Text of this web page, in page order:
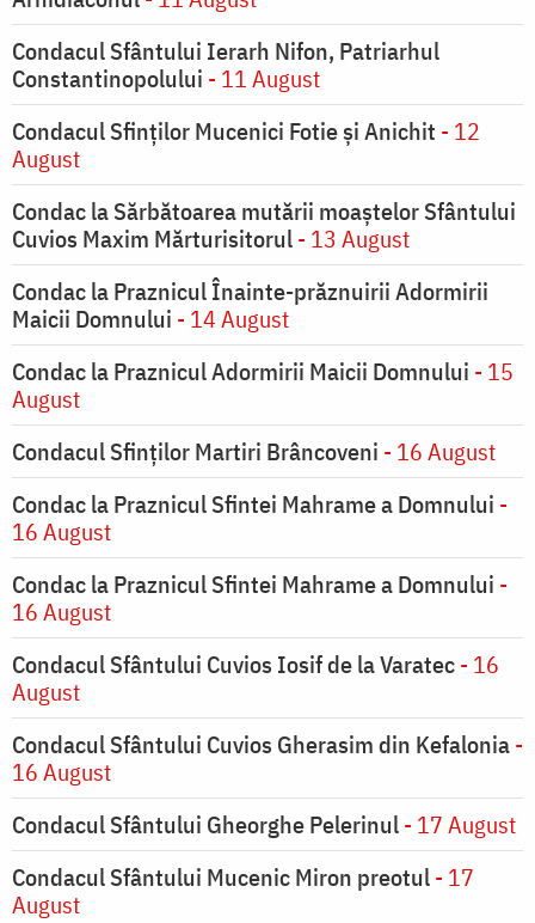
Condacul Sfântului Ierarh Nifon, Patriarhul
Constantinopolului - 11 August
Condacul Sfinţilor Mucenici Fotie şi Anichit - 12
August
Condac la Sărbătoarea mutării moaştelor Sfântului
Cuvios Maxim Mărturisitorul- 13 August
Condac la Praznicul Înainte-prăznuirii Adormirii
Maicii Domnului - 14 August
Condac la Praznicul Adormirii Maicii Domnului - 15
August
Condacul Sfinților Martiri Brâncoveni - 16 August
Condac la Praznicul Sfintei Mahrame a Domnului -
16 August
Condac la Praznicul Sfintei Mahrame a Domnului -
16 August
Condacul Sfântului Cuvios Iosif de la Varatec- 16
August
Condacul Sfântului Cuvios Gherasim din Kefalonia-
16 August
Condacul Sfântului Gheorghe Pelerinul- 17 August
Condacul Sfântului Mucenic Miron preotul- 17
August